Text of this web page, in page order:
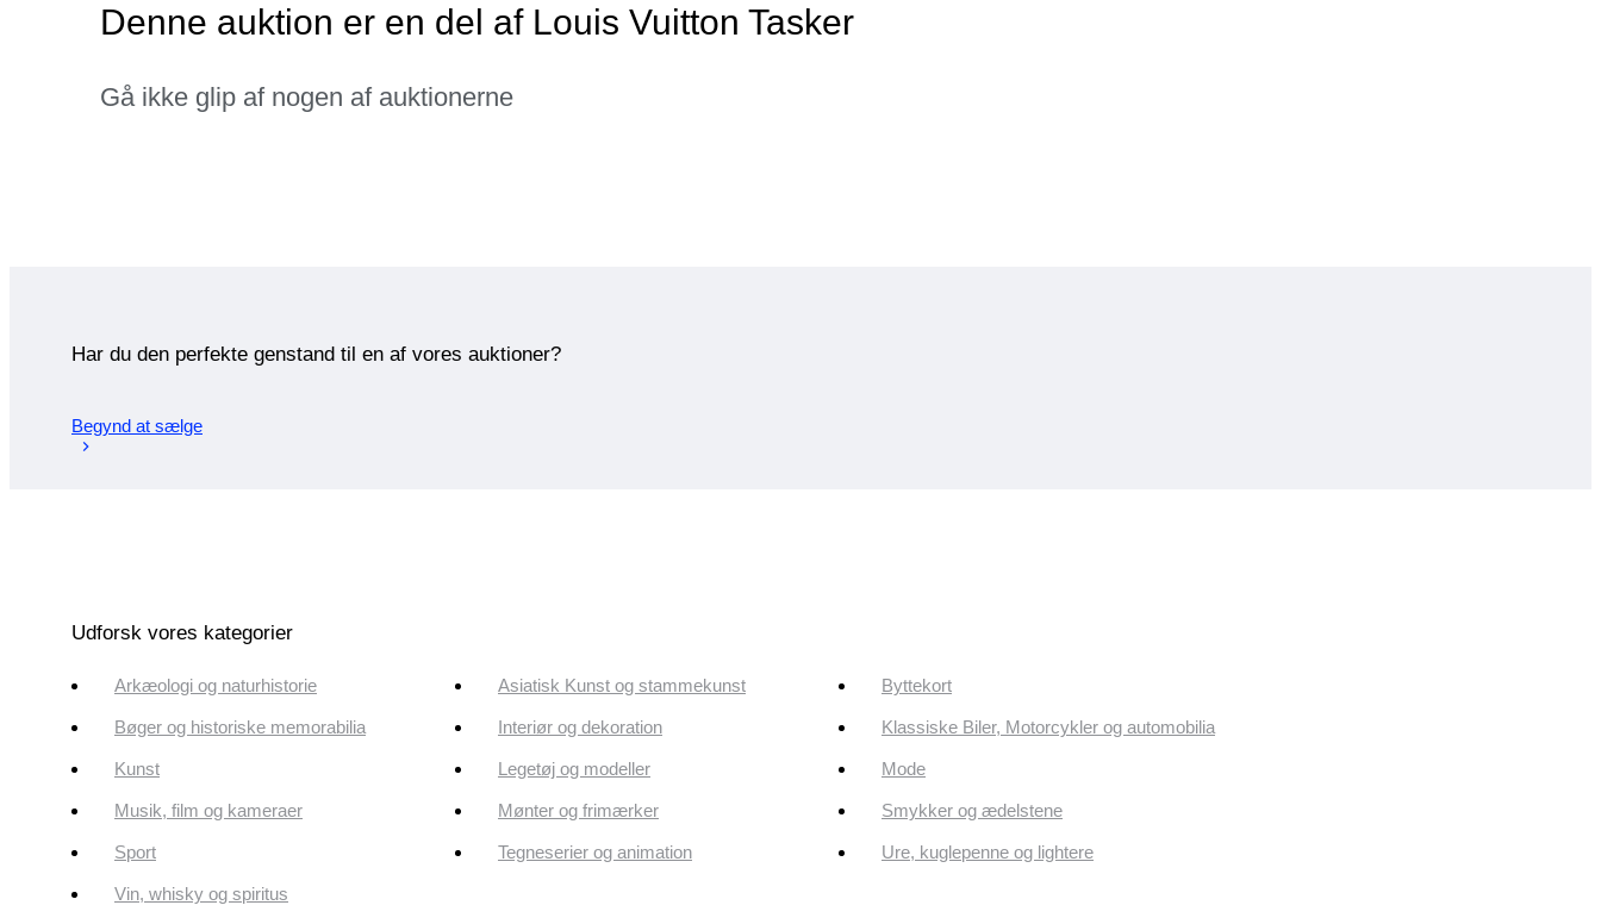
Denne auktion er en del af Louis Vuitton Tasker
Gå ikke glip af nogen af auktionerne
Har du den perfekte genstand til en af vores auktioner?
Begynd at sælge
Udforsk vores kategorier
Arkæologi og naturhistorie Asiatisk Kunst og stammekunst Byttekort
Bøger og historiske memorabilia Interiør og dekoration Klassiske Biler, Motorcykler og automobilia
Kunst Legetøj og modeller Mode
Musik, film og kameraer Mønter og frimærker Smykker og ædelstene
Sport Tegneserier og animation Ure, kuglepenne og lightere
Vin, whisky og spiritus